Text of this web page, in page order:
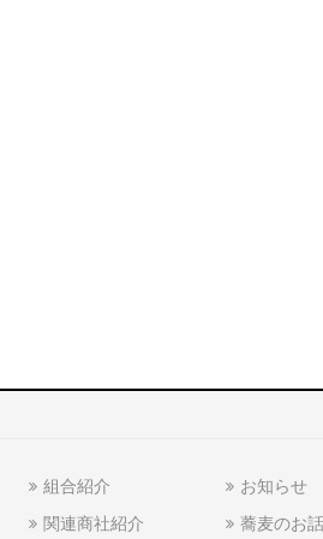
組合紹介 お知らせ
関連商社紹介 蕎麦のお話